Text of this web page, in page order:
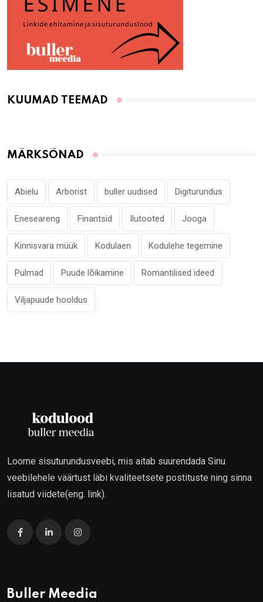
KUUMAD TEEMAD
MÄRKSÕNAD
Abielu Arborist buller uudised Digiturundus
Eneseareng Finantsid Ilutooted Jooga
Kinnisvara müük Kodulaen Kodulehe tegemine
Pulmad Puude lõikamine Romantilised ideed
Viljapuude hooldus
Loome sisuturundusveebi, mis aitab suurendada Sinu
veebilehele väärtust läbi kvaliteetsete postituste ning sinna
lisatud viidete(eng. link).
Buller Meedia